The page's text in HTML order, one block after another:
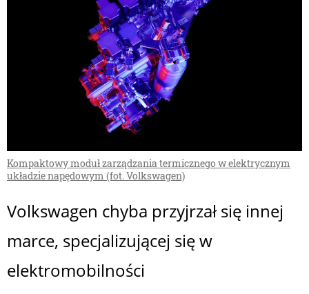
Kompaktowy moduł zarządzania termicznego w elektrycznym
układzie napędowym (fot. Volkswagen)
Volkswagen chyba przyjrzał się innej
marce, specjalizującej się w
elektromobilności